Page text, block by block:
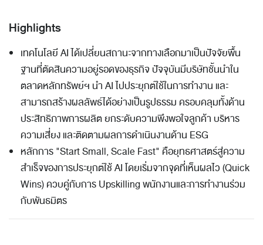
Highlights
เทคโนโลยี AI ได้เปลี่ยนสถานะจากทางเลือกมาเป็นปัจจัยพื้น
ฐานที่ตัดสินความอยู่รอดของธุรกิจ ปัจจุบันมีบริษัทชั้นนำใน
ตลาดหลักทรัพย์ฯ นำ AI ไปประยุกต์ใช้ในการทำงาน และ
สามารถสร้างผลลัพธ์ได้อย่างเป็นรูปธรรม ครอบคลุมทั้งด้าน
ประสิทธิภาพการผลิต ยกระดับความพึงพอใจลูกค้า บริหาร
ความเสี่ยง และติดตามผลการดำเนินงานด้าน ESG
หลักการ "Start Small, Scale Fast" คือยุทธศาสตร์สู่ความ
สำเร็จของการประยุกต์ใช้ AI โดยเริ่มจากจุดที่เห็นผลไว (Quick
Wins) ควบคู่กับการ Upskilling พนักงานและการทำงานร่วม
กับพันธมิตร